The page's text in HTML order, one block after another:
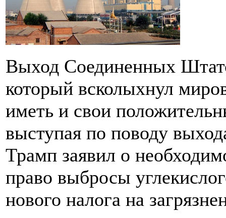
Выход Соединенных
который всколыхнул
иметь и свои
выступая по поводу
Трамп заявил о
право выбросы
нового налога на